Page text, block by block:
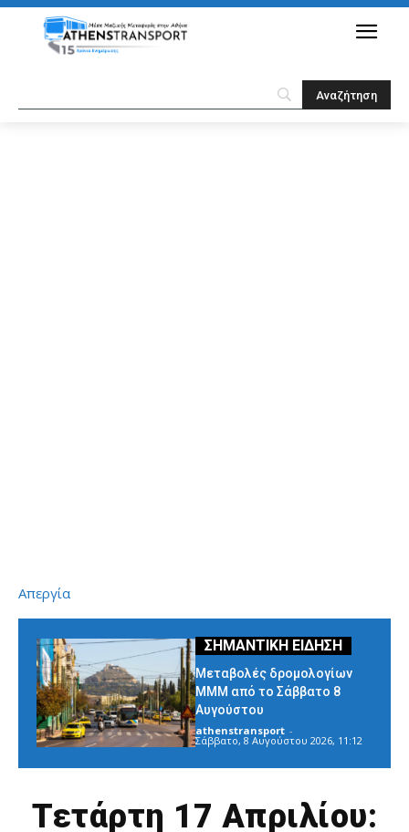
Απεργία
Μεταβολές δρομολογίων
ΜΜΜ από το Σάββατο 8
Αυγούστου
athenstransport -
Σάββατο, 8 Αυγούστου 2026, 11:12
Τετάρτη 17 Απριλίου: